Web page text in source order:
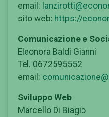
email:
sito web: https://
Comunicazione e
Eleonora Baldi Gianni
Tel. 0672595552
email:
Sviluppo Web
Marcello Di Biagio